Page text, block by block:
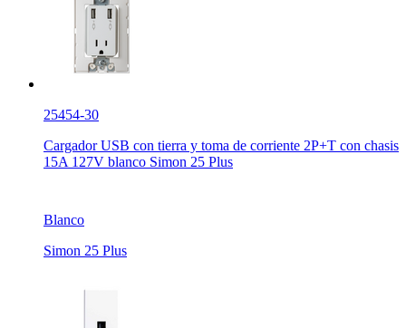
25454-30
Cargador USB con tierra y toma de corriente 2P+T con chasis
15A 127V blanco Simon 25 Plus
Blanco
Simon 25 Plus